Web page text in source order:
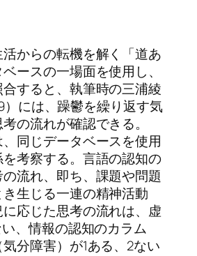
からの転機を解く「道あ
ースの一場面を使用し、
すると、執筆時の三浦綾
）には、躁鬱を繰り返す気
の流れが確認できる。
同じデータベースを使用
を考察する。言語の認知の
流れ、即ち、課題や問題
生じる一連の精神活動
応じた思考の流れは、虚
、情報の認知のカラム
分障害）が1ある、2ない